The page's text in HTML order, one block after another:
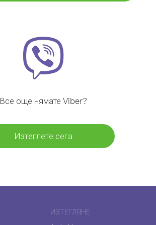
Все още нямате Viber?
Изтеглете сега
ИЗТЕГЛЯНЕ